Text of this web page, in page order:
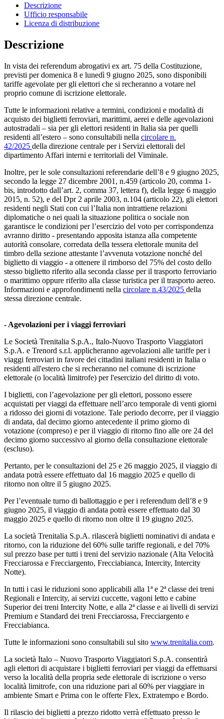
Descrizione
Ufficio responsabile
Licenza di distribuzione
Descrizione
In vista dei referendum abrogativi ex art. 75 della Costituzione,
previsti per domenica 8 e lunedì 9 giugno 2025, sono disponibili
tariffe agevolate per gli elettori che si recheranno a votare nel
proprio comune di iscrizione elettorale.
Tutte le informazioni relative a termini, condizioni e modalità di
acquisto dei biglietti ferroviari, marittimi, aerei e delle agevolazioni
autostradali – sia per gli elettori residenti in Italia sia per quelli
residenti all’estero – sono consultabili nella circolare n.
42/2025 della direzione centrale per i Servizi elettorali del
dipartimento Affari interni e territoriali del Viminale.
Inoltre, per le sole consultazioni referendarie dell’8 e 9 giugno 2025,
secondo la legge 27 dicembre 2001, n.459 (articolo 20, comma 1-
bis, introdotto dall’art. 2, comma 37, lettera f), della legge 6 maggio
2015, n. 52), e del Dpr 2 aprile 2003, n.104 (articolo 22), gli elettori
residenti negli Stati con cui l’Italia non intrattiene relazioni
diplomatiche o nei quali la situazione politica o sociale non
garantisce le condizioni per l’esercizio del voto per corrispondenza
avranno diritto - presentando apposita istanza alla competente
autorità consolare, corredata della tessera elettorale munita del
timbro della sezione attestante l’avvenuta votazione nonché del
biglietto di viaggio - a ottenere il rimborso del 75% del costo dello
stesso biglietto riferito alla seconda classe per il trasporto ferroviario
o marittimo oppure riferito alla classe turistica per il trasporto aereo.
Informazioni e approfondimenti nella circolare n.43/2025 della
stessa direzione centrale.
- Agevolazioni per i viaggi ferroviari
Le Società Trenitalia S.p.A., Italo-Nuovo Trasporto Viaggiatori
S.p.A. e Trenord s.r.l. applicheranno agevolazioni alle tariffe per i
viaggi ferroviari in favore dei cittadini italiani residenti in Italia o
residenti all'estero che si recheranno nel comune di iscrizione
elettorale (o località limitrofe) per l'esercizio del diritto di voto.
I biglietti, con l’agevolazione per gli elettori, possono essere
acquistati per viaggi da effettuare nell’arco temporale di venti giorni
a ridosso dei giorni di votazione. Tale periodo decorre, per il viaggio
di andata, dal decimo giorno antecedente il primo giorno di
votazione (compreso) e per il viaggio di ritorno fino alle ore 24 del
decimo giorno successivo al giorno della consultazione elettorale
(escluso).
Pertanto, per le consultazioni del 25 e 26 maggio 2025, il viaggio di
andata potrà essere effettuato dal 16 maggio 2025 e quello di
ritorno non oltre il 5 giugno 2025.
Per l’eventuale turno di ballottaggio e per i referendum dell’8 e 9
giugno 2025, il viaggio di andata potrà essere effettuato dal 30
maggio 2025 e quello di ritorno non oltre il 19 giugno 2025.
La società Trenitalia S.p.A. rilascerà biglietti nominativi di andata e
ritorno, con la riduzione del 60% sulle tariffe regionali, e del 70%
sul prezzo base per tutti i treni del servizio nazionale (Alta Velocità
Frecciarossa e Frecciargento, Frecciabianca, Intercity, Intercity
Notte).
In tutti i casi le riduzioni sono applicabili alla 1ª e 2ª classe dei treni
Regionali e Intercity, ai servizi cuccette, vagoni letto e cabine
Superior dei treni Intercity Notte, e alla 2ª classe e ai livelli di servizi
Premium e Standard dei treni Frecciarossa, Frecciargento e
Frecciabianca.
Tutte le informazioni sono consultabili sul sito www.trenitalia.com.
La società Italo – Nuovo Trasporto Viaggiatori S.p.A. consentirà
agli elettori di acquistare i biglietti ferroviari per viaggi da effettuarsi
verso la località della propria sede elettorale di iscrizione o verso
località limitrofe, con una riduzione pari al 60% per viaggiare in
ambiente Smart e Prima con le offerte Flex, Extratempo e Bordo.
Il rilascio dei biglietti a prezzo ridotto verrà effettuato presso le